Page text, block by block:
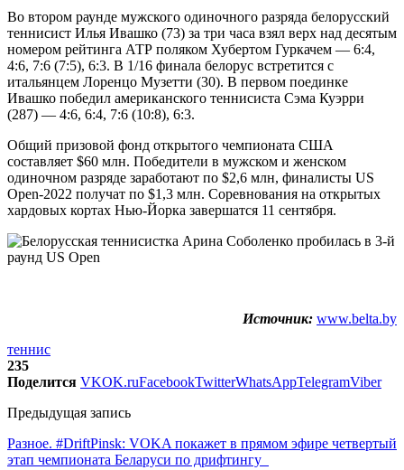
Во втором раунде мужского одиночного разряда белорусский
теннисист Илья Ивашко (73) за три часа взял верх над десятым
номером рейтинга АТР поляком Хубертом Гуркачем — 6:4,
4:6, 7:6 (7:5), 6:3. В 1/16 финала белорус встретится с
итальянцем Лоренцо Музетти (30). В первом поединке
Ивашко победил американского теннисиста Сэма Куэрри
(287) — 4:6, 6:4, 7:6 (10:8), 6:3.
Общий призовой фонд открытого чемпионата США
составляет $60 млн. Победители в мужском и женском
одиночном разряде заработают по $2,6 млн, финалисты US
Open-2022 получат по $1,3 млн. Соревнования на открытых
хардовых кортах Нью-Йорка завершатся 11 сентября.
Источник: www.belta.by
теннис
235
Поделится VKOK.ruFacebookTwitterWhatsAppTelegramViber
Предыдущая запись
Разное. #DriftPinsk: VOKA покажет в прямом эфире четвертый
этап чемпионата Беларуси по дрифтингу